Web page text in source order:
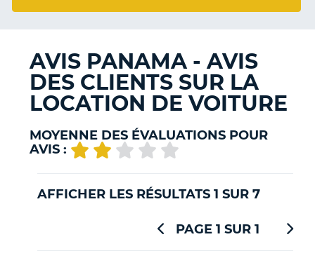
AVIS PANAMA - AVIS
DES CLIENTS SUR LA
LOCATION DE VOITURE
MOYENNE DES ÉVALUATIONS POUR
AVIS :
AFFICHER LES RÉSULTATS 1 SUR 7
PAGE 1 SUR 1